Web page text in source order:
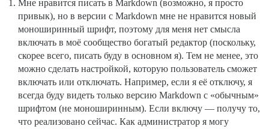
Мне нравится писать в Markdown (возможно, я просто
привык), но в версии с Markdown мне не нравится новый
моноширинный шрифт, поэтому для меня нет смысла
включать в моё сообщество богатый редактор (поскольку,
скорее всего, писать буду в основном я). Тем не менее, это
можно сделать настройкой, которую пользователь сможет
включать или отключать. Например, если я её отключу, я
всегда буду видеть только версию Markdown с «обычным»
шрифтом (не моноширинным). Если включу — получу то,
что реализовано сейчас. Как администратор я могу